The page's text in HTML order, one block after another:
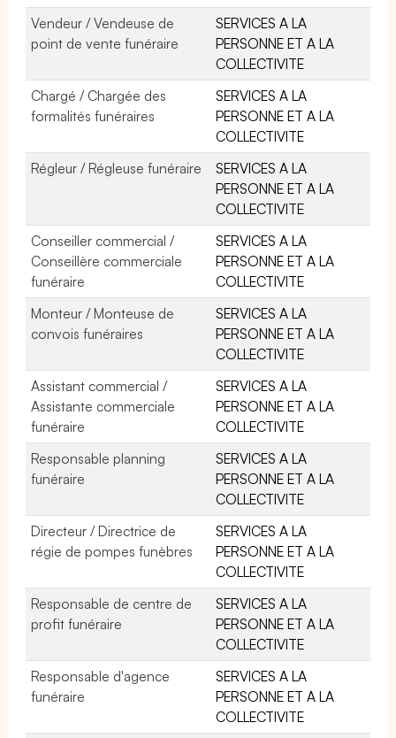
Vendeur / Vendeuse de
point de vente funéraire
SERVICES A LA
PERSONNE ET A LA
COLLECTIVITE
Chargé / Chargée des
formalités funéraires
SERVICES A LA
PERSONNE ET A LA
COLLECTIVITE
Régleur / Régleuse funéraire
SERVICES A LA
PERSONNE ET A LA
COLLECTIVITE
Conseiller commercial /
Conseillère commerciale
funéraire
SERVICES A LA
PERSONNE ET A LA
COLLECTIVITE
Monteur / Monteuse de
convois funéraires
SERVICES A LA
PERSONNE ET A LA
COLLECTIVITE
Assistant commercial /
Assistante commerciale
funéraire
SERVICES A LA
PERSONNE ET A LA
COLLECTIVITE
Responsable planning
funéraire
SERVICES A LA
PERSONNE ET A LA
COLLECTIVITE
Directeur / Directrice de
régie de pompes funèbres
SERVICES A LA
PERSONNE ET A LA
COLLECTIVITE
Responsable de centre de
profit funéraire
SERVICES A LA
PERSONNE ET A LA
COLLECTIVITE
Responsable d'agence
funéraire
SERVICES A LA
PERSONNE ET A LA
COLLECTIVITE